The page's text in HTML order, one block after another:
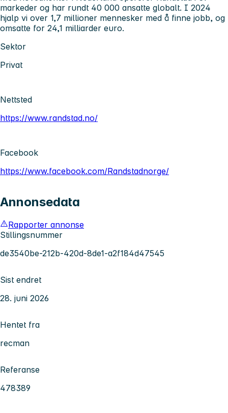
markeder og har rundt 40 000 ansatte globalt. I 2024
hjalp vi over 1,7 millioner mennesker med å finne jobb, og
omsatte for 24,1 milliarder euro.
Sektor
Privat
Nettsted
https://www.randstad.no/
Facebook
https://www.facebook.com/Randstadnorge/
Annonsedata
Rapporter annonse
Stillingsnummer
de3540be-212b-420d-8de1-a2f184d47545
Sist endret
28. juni 2026
Hentet fra
recman
Referanse
478389